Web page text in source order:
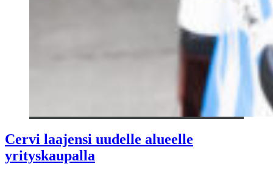
Cervi laajensi uudelle alueelle
yrityskaupalla